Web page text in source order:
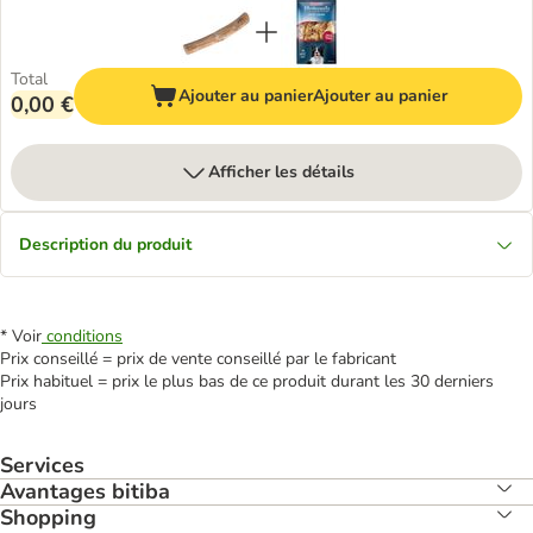
Total
0,00 € Ajouter au panierAjouter au panier
Afficher les détails
Description du produit
* Voir conditions
Prix conseillé = prix de vente conseillé par le fabricant
Prix habituel = prix le plus bas de ce produit durant les 30 derniers
jours
Services
Avantages bitiba
Shopping